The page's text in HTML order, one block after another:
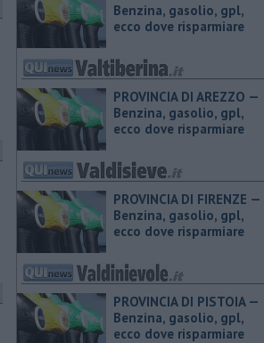
Benzina, gasolio, gpl,
ecco dove risparmiare
PROVINCIA DI AREZZO — ​
Benzina, gasolio, gpl,
ecco dove risparmiare
PROVINCIA DI FIRENZE — ​
Benzina, gasolio, gpl,
ecco dove risparmiare
PROVINCIA DI PISTOIA — ​
Benzina, gasolio, gpl,
ecco dove risparmiare